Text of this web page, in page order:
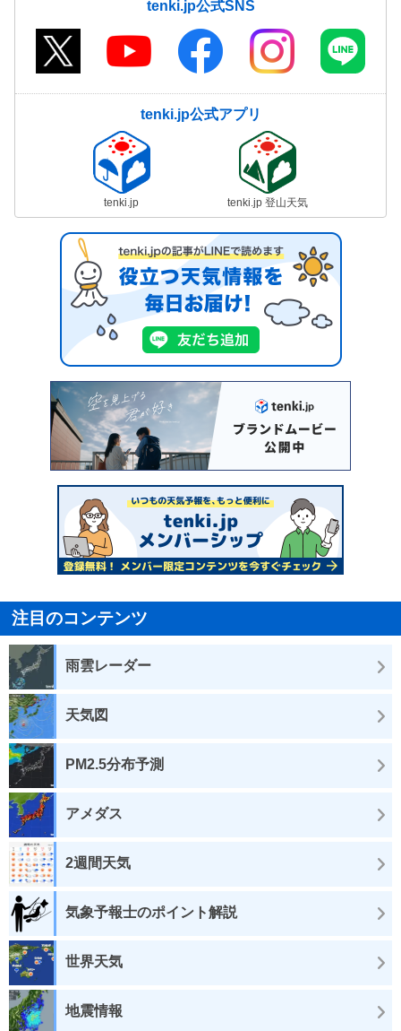
tenki.jp公式SNS
tenki.jp公式アプリ
tenki.jp tenki.jp 登山天気
注目のコンテンツ
雨雲レーダー
天気図
PM2.5分布予測
アメダス
2週間天気
気象予報士のポイント解説
世界天気
地震情報